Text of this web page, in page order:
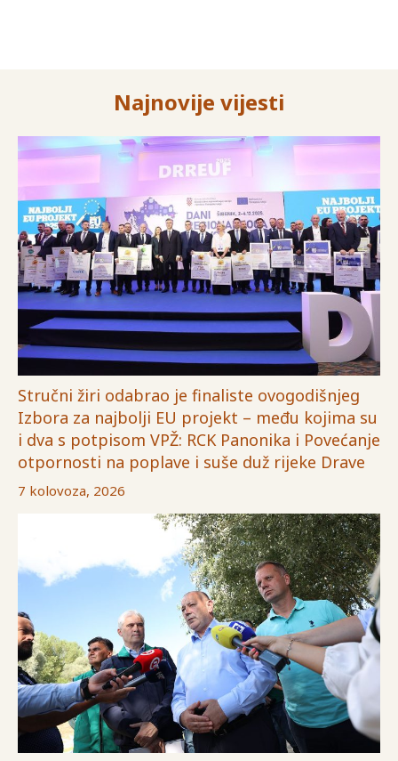
Najnovije vijesti
Stručni žiri odabrao je finaliste ovogodišnjeg
Izbora za najbolji EU projekt – među kojima su
i dva s potpisom VPŽ: RCK Panonika i Povećanje
otpornosti na poplave i suše duž rijeke Drave
7 kolovoza, 2026